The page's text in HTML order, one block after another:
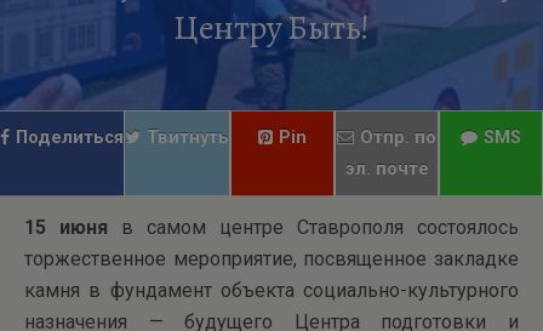
Центру Быть!
Поделиться Твитнуть Pin
Отпр. по
эл. почте
SMS
15 июня в самом центре Ставрополя состоялось
торжественное мероприятие, посвященное закладке
камня в фундамент объекта социально-культурного
назначения — будущего Центра подготовки и